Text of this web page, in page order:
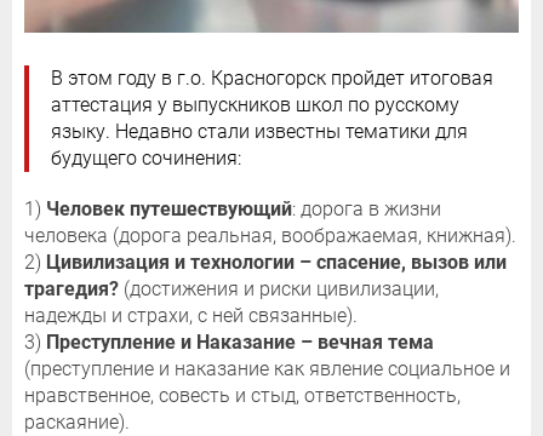
В этом году в г.о. Красногорск пройдет итоговая
аттестация у выпускников школ по русскому
языку. Недавно стали известны тематики для
будущего сочинения:
1) Человек путешествующий: дорога в жизни
человека (дорога реальная, воображаемая, книжная).
2) Цивилизация и технологии – спасение, вызов или
трагедия? (достижения и риски цивилизации,
надежды и страхи, с ней связанные).
3) Преступление и Наказание – вечная тема
(преступление и наказание как явление социальное и
нравственное, совесть и стыд, ответственность,
раскаяние).